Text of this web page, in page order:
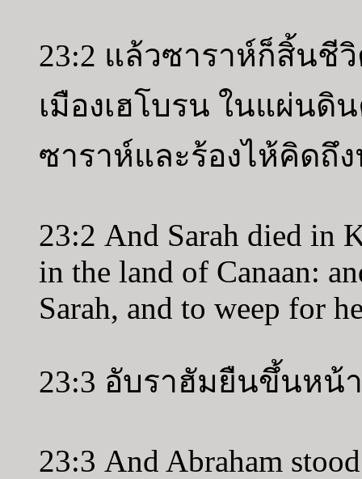
23:2 แล้วซาราห์ก็สิ้นชี
เมืองเฮโบรน ในแผ่น
ซาราห์และร้องไห้คิดถึง
23:2 And Sarah died in
in the land of Canaan:
Sarah, and to weep for
23:3 อับราฮัมยืนขึ้นหน้
23:3 And Abraham